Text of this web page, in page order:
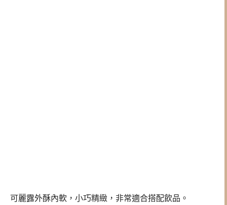
可麗露外酥內軟，小巧精緻，非常適合搭配飲品。